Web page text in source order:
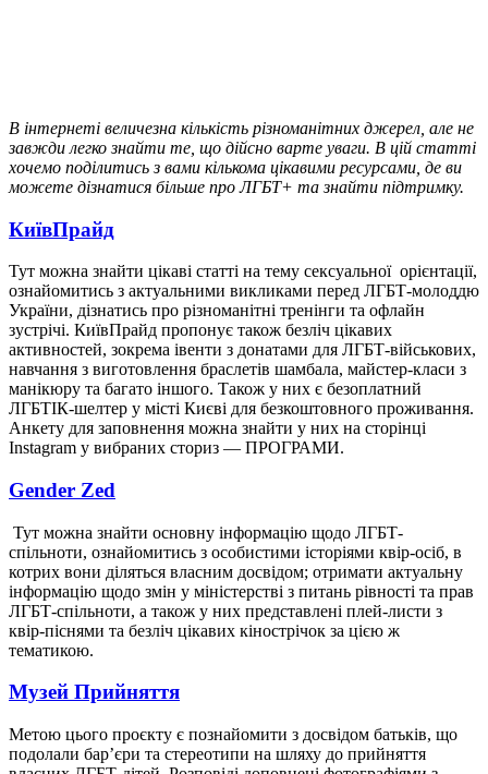
В інтернеті величезна кількість різноманітних джерел, але не
завжди легко знайти те, що дійсно варте уваги. В цій статті
хочемо поділитись з вами кількома цікавими ресурсами, де ви
можете дізнатися більше про ЛГБТ+ та знайти підтримку.
КиївПрайд
Тут можна знайти цікаві статті на тему сексуальної орієнтації,
ознайомитись з актуальними викликами перед ЛГБТ-молоддю
України, дізнатись про різноманітні тренінги та офлайн
зустрічі. КиївПрайд пропонує також безліч цікавих
активностей, зокрема івенти з донатами для ЛГБТ-військових,
навчання з виготовлення браслетів шамбала, майстер-класи з
манікюру та багато іншого. Також у них є безоплатний
ЛГБТІК-шелтер у місті Києві для безкоштовного проживання.
Анкету для заповнення можна знайти у них на сторінці
Instagram у вибраних сториз — ПРОГРАМИ.
Gender Zed
Тут можна знайти основну інформацію щодо ЛГБТ-
спільноти, ознайомитись з особистими історіями квір-осіб, в
котрих вони діляться власним досвідом; отримати актуальну
інформацію щодо змін у міністерстві з питань рівності та прав
ЛГБТ-спільноти, а також у них представлені плей-листи з
квір-піснями та безліч цікавих кінострічок за цією ж
тематикою.
Музей Прийняття
Метою цього проєкту є познайомити з досвідом батьків, що
подолали барʼєри та стереотипи на шляху до прийняття